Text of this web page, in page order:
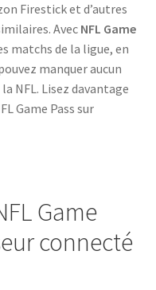
Firestick et d’autres
Avec NFL Game
matchs de la ligue, en
manquer aucun
NFL. Lisez davantage
Game Pass sur
Game
connecté